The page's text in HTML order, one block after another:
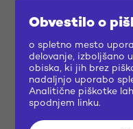
Obvestilo o
o spletno mesto
delovanje, izboljšano
obiska, ki jih brez
nadaljnjo uporabo
Analitične piškotke
spodnjem linku.